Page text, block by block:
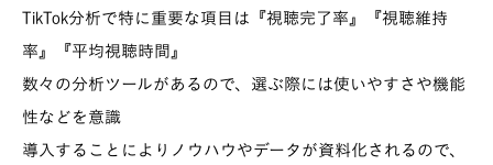
TikTok分析で特に重要な項目は『視聴完了率』『視聴維持
率』『平均視聴時間』
数々の分析ツールがあるので、選ぶ際には使いやすさや機能
性などを意識
導入することによりノウハウやデータが資料化されるので、